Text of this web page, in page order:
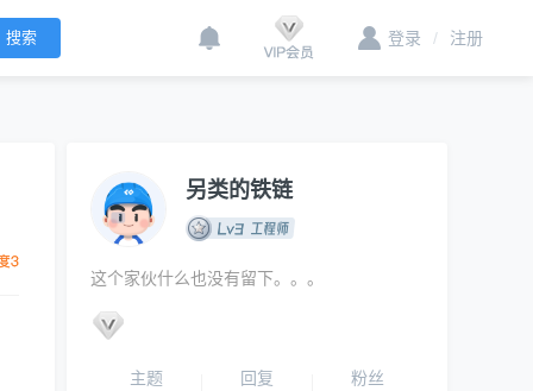
登录 / 注册
另类的铁链
这个家伙什么也没有留下。。。
主题
回复
粉丝